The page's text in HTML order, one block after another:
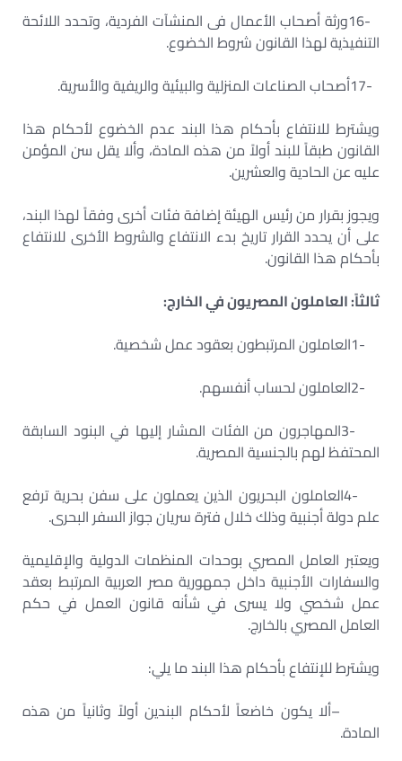
16-ورثة أصحاب الأعمال فى المنشآت الفردية، وتحدد اللائحة
التنفيذية لهذا القانون شروط الخضوع.
17-أصحاب الصناعات المنزلية والبيئية والريفية والأسرية.
ويشترط للانتفاع بأحكام هذا البند عدم الخضوع لأحكام هذا
القانون طبقاً للبند أولاً من هذه المادة، وألا يقل سن المؤمن
عليه عن الحادية والعشرين.
ويجوز بقرار من رئيس الهيئة إضافة فئات أخرى وفقاً لهذا البند،
على أن يحدد القرار تاريخ بدء الانتفاع والشروط الأخرى للانتفاع
بأحكام هذا القانون.
ثالثاً: العاملون المصريون في الخارج:
1-العاملون المرتبطون بعقود عمل شخصية.
2-العاملون لحساب أنفسهم.
3-المهاجرون من الفئات المشار إليها في البنود السابقة
المحتفظ لهم بالجنسية المصرية.
4-العاملون البحريون الذين يعملون على سفن بحرية ترفع
علم دولة أجنبية وذلك خلال فترة سريان جواز السفر البحرى.
ويعتبر العامل المصري بوحدات المنظمات الدولية والإقليمية
والسفارات الأجنبية داخل جمهورية مصر العربية المرتبط بعقد
عمل شخصي ولا يسرى في شأنه قانون العمل في حكم
العامل المصري بالخارج.
ويشترط للإنتفاع بأحكام هذا البند ما يلي:
–ألا يكون خاضعاً لأحكام البندين أولاً وثانياً من هذه
المادة.